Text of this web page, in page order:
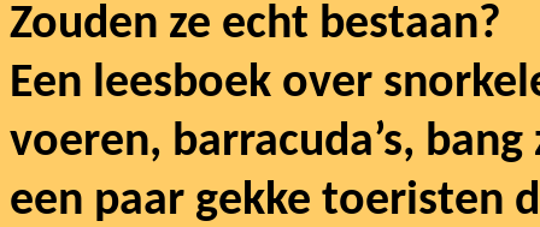
Zouden ze echt bestaan?
Een leesboek over
voeren, barracuda’s,
een paar gekke toeristen